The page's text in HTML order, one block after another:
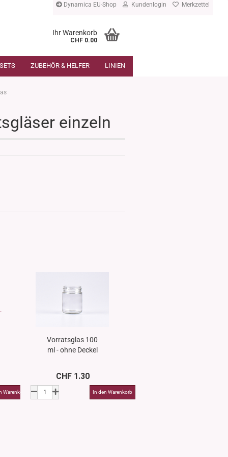
Dynamica EU-Shop Kundenlogin Merkzettel
Ihr Warenkorb
CHF 0.00
SETS ZUBEHÖR & HELFER LINIEN
einzeln
Vorratsglas 100
ml - ohne Deckel
CHF 1.30